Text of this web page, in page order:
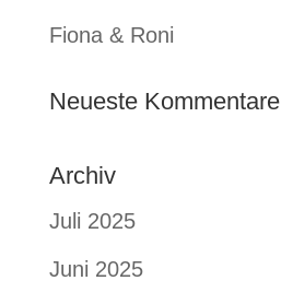
Fiona & Roni
Neueste Kommentare
Archiv
Juli 2025
Juni 2025